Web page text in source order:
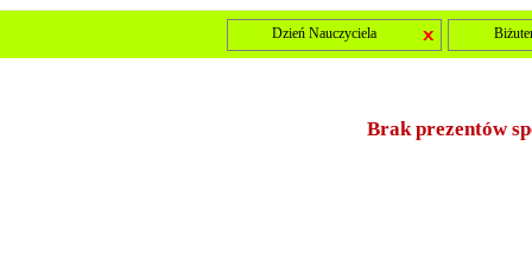
Dzień Nauczyciela
Brak prezentów